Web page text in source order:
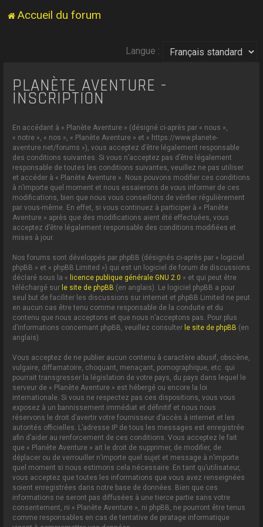
Accueil du forum
Langue :
PLANÈTE AVENTURE -
INSCRIPTION
En accédant à « Planète Aventure » (désigné ci-après par « nous »,
« notre », « nos », « Planète Aventure » et « https://www.planete-
aventure.net/forums »), vous acceptez d’être légalement responsable
des conditions suivantes. Si vous n’acceptez pas d’être légalement
responsable de toutes les conditions suivantes, veuillez ne pas utiliser
et accéder à « Planète Aventure ». Nous pouvons modifier ces conditions
à n’importe quel moment et nous essaierons de vous informer de ces
modifications, bien que nous vous conseillons de vérifier régulièrement
par vous-même. En effet, si vous continuez à participer à « Planète
Aventure » après que des modifications aient été effectuées, vous
acceptez d’être légalement responsable des conditions modifiées et
mises à jour.
Nos forums sont développés par phpBB (désignés ci-après par « logiciel
phpBB » et « phpBB Limited ») qui est un logiciel de forum de discussions
déclaré sous la « licence publique générale GNU 2.0 » et qui peut être
téléchargé sur le site de phpBB (en anglais). Le logiciel phpBB a pour
seul but de faciliter les discussions sur internet et phpBB Limited ne peut
en aucun cas être tenu comme responsable de la conduite et du
contenu que nous acceptons et que nous n’acceptons pas. Pour plus
d’informations concernant phpBB, veuillez consulter le site de phpBB (en
anglais).
Vous acceptez de ne publier aucun contenu à caractère abusif, obscène,
vulgaire, diffamatoire, choquant, menaçant, pornographique, etc. qui
pourrait transgresser la législation de votre pays, du pays dans lequel le
serveur de « Planète Aventure » est hébergé ou encore la loi
internationale. Si vous ne respectez pas ces dispositions, vous vous
exposez à un bannissement immédiat et définitif et nous nous
réservons le droit d’avertir votre fournisseur d’accès à internet et les
autorités officielles. L’adresse IP de tous les messages est enregistrée
afin d’aider au renforcement de ces conditions. Vous acceptez le fait
que « Planète Aventure » ait le droit de supprimer, de modifier, de
déplacer ou de verrouiller n’importe quel sujet et message à n’importe
quel moment si nous estimons cela nécessaire. En tant qu’utilisateur,
vous acceptez que toutes les informations que vous avez renseignées
soient enregistrées dans notre base de données. Bien que ces
informations ne seront pas diffusées à une tierce partie sans votre
consentement, ni « Planète Aventure », ni phpBB, ne pourront être tenus
comme responsables en cas de tentative de piratage informatique